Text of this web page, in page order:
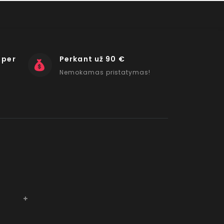
per Perkant už 90 €
Nemokamas pristatymas!